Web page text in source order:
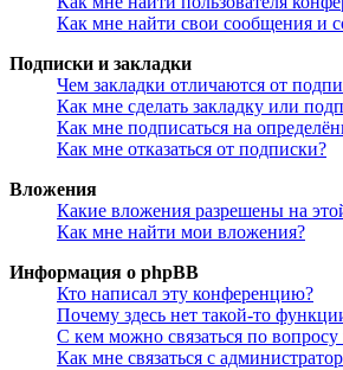
Как мне найти свои сообщения и
Подписки и закладки
Чем закладки отличаются от
Как мне сделать закладку или
Как мне подписаться на
Как мне отказаться от подписки?
Вложения
Какие вложения разрешены на
Как мне найти мои вложения?
Информация о phpBB
Кто написал эту конференцию?
Почему здесь нет такой-то
С кем можно связаться по
Как мне связаться с